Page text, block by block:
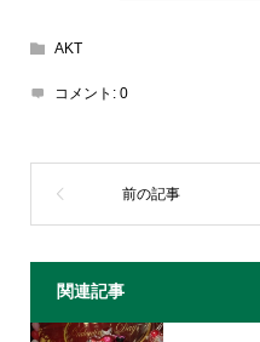
AKT
コメント: 0
関連記事